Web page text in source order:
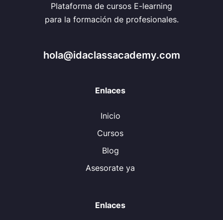
Plataforma de cursos E-learning
para la formación de profesionales.
hola@idaclassacademy.com
Enlaces
Inicio
Cursos
Blog
Asesorate ya
Enlaces